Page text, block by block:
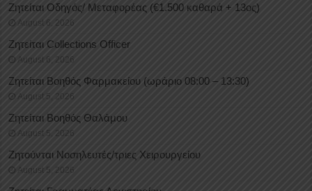
Ζητείται Οδηγός/ Μεταφορέας (€1.500 καθαρά + 13ος)
August 6, 2026
Ζητείται Collections Officer
August 6, 2026
Ζητείται Βοηθός Φαρμακείου (ωράριο 08:00 – 13:30)
August 5, 2026
Ζητείται Βοηθός Θαλάμου
August 5, 2026
Ζητούνται Νοσηλευτές/τριες Χειρουργείου
August 5, 2026